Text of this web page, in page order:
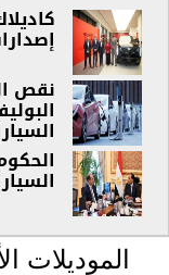
نقص
الموديلات